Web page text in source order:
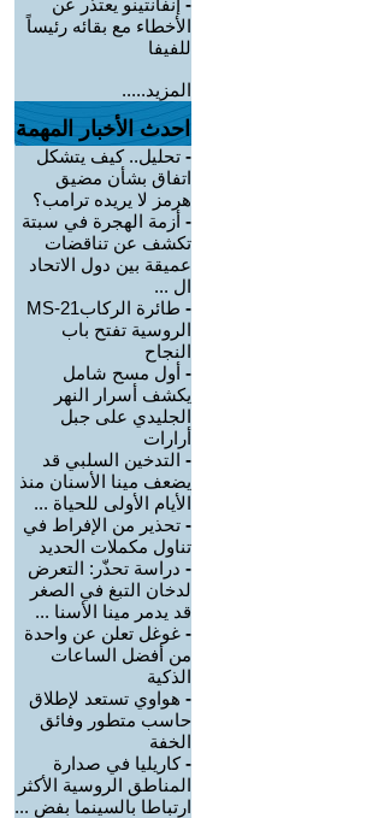
- إنفانتينو يعتذر عن
الأخطاء مع بقائه رئيساً
للفيفا
المزيد.....
احدث الأخبار المهمة
- تحليل.. كيف يتشكل
اتفاق بشأن مضيق
هرمز لا يريده ترامب؟
- أزمة الهجرة في سبتة
تكشف عن تناقضات
عميقة بين دول الاتحاد
ال ...
-
طائرة الركابMS-21
الروسية تفتح باب
النجاح
- أول مسح شامل
يكشف أسرار النهر
الجليدي على جبل
أرارات
- التدخين السلبي قد
يضعف مينا الأسنان منذ
الأيام الأولى للحياة ...
- تحذير من الإفراط في
تناول مكملات الحديد
- دراسة تحذّر: التعرض
لدخان التبغ في الصغر
قد يدمر مينا الأسنا ...
- غوغل تعلن عن واحدة
من أفضل الساعات
الذكية
- هواوي تستعد لإطلاق
حاسب متطور وفائق
الخفة
-كاريليا في صدارة
المناطق الروسية الأكثر
ارتباطا بالسينما بفض ...